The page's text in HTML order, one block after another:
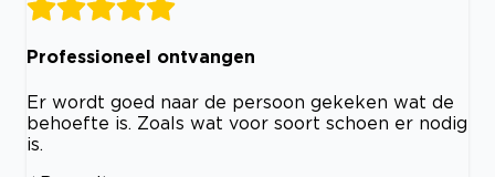
Professioneel ontvangen
Er wordt goed naar de persoon gekeken wat de
behoefte is. Zoals wat voor soort schoen er nodig
is.